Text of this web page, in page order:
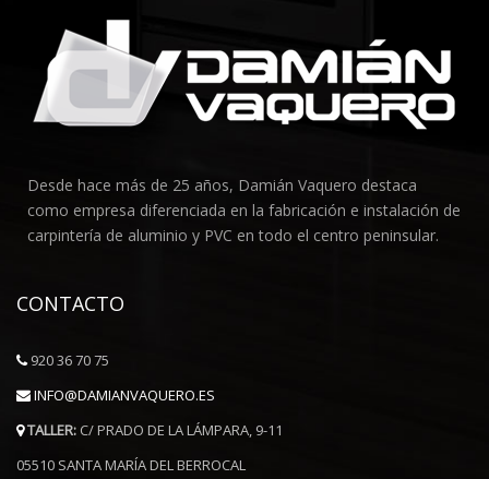
Desde hace más de 25 años, Damián Vaquero destaca
como empresa diferenciada en la fabricación e instalación de
carpintería de aluminio y PVC en todo el centro peninsular.
CONTACTO
920 36 70 75
INFO@DAMIANVAQUERO.ES
TALLER: C/ PRADO DE LA LÁMPARA, 9-11
05510 SANTA MARÍA DEL BERROCAL